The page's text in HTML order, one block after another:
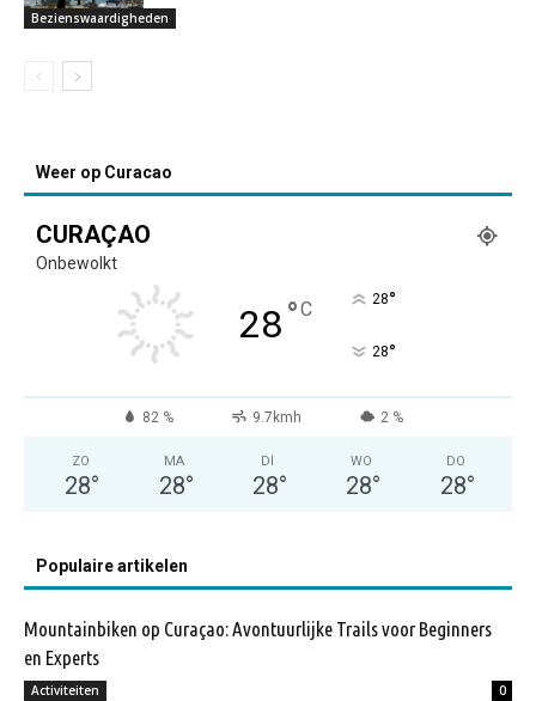
Bezienswaardigheden
Weer op Curacao
CURAÇAO
Onbewolkt
28°C 28°
28°
82 % 9.7kmh 2 %
ZO
28°
MA
28°
DI
28°
WO
28°
DO
28°
Populaire artikelen
Mountainbiken op Curaçao: Avontuurlijke Trails voor Beginners
en Experts
Activiteiten 0